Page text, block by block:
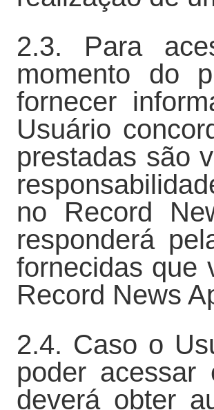
2.3. Para
momento do
fornecer
Usuário
prestadas são
no Record
responderá
fornecidas que
Record News
2.4. Caso o
poder
deverá obter